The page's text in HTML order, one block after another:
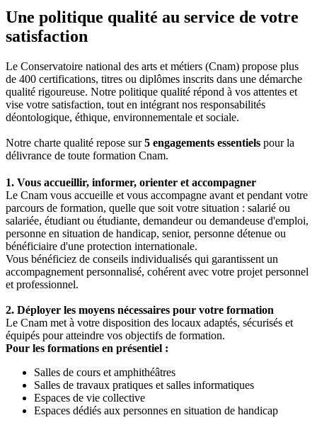
Une politique qualité au service de votre
satisfaction
Le Conservatoire national des arts et métiers (Cnam) propose plus
de 400 certifications, titres ou diplômes inscrits dans une démarche
qualité rigoureuse. Notre politique qualité répond à vos attentes et
vise votre satisfaction, tout en intégrant nos responsabilités
déontologique, éthique, environnementale et sociale.
Notre charte qualité repose sur5 engagements essentiels pour la
délivrance de toute formation Cnam.
1. Vous accueillir, informer, orienter et accompagner
Le Cnam vous accueille et vous accompagne avant et pendant votre
parcours de formation, quelle que soit votre situation : salarié ou
salariée, étudiant ou étudiante, demandeur ou demandeuse d'emploi,
personne en situation de handicap, senior, personne détenue ou
bénéficiaire d'une protection internationale.
Vous bénéficiez de conseils individualisés qui garantissent un
accompagnement personnalisé, cohérent avec votre projet personnel
et professionnel.
2. Déployer les moyens nécessaires pour votre formation
Le Cnam met à votre disposition des locaux adaptés, sécurisés et
équipés pour atteindre vos objectifs de formation.
Pour les formations en présentiel :
Salles de cours et amphithéâtres
Salles de travaux pratiques et salles informatiques
Espaces de vie collective
Espaces dédiés aux personnes en situation de handicap